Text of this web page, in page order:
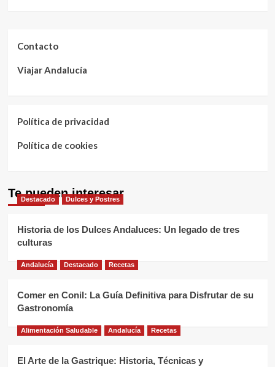
Contacto
Viajar Andalucía
Política de privacidad
Política de cookies
Te pueden interesar
Destacado Dulces y Postres
Historia de los Dulces Andaluces: Un legado de tres
culturas
Andalucía Destacado Recetas
Comer en Conil: La Guía Definitiva para Disfrutar de su
Gastronomía
Alimentación Saludable Andalucía Recetas
El Arte de la Gastrique: Historia, Técnicas y